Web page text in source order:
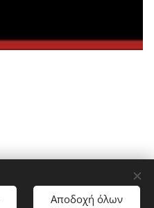
Αποδοχή όλων